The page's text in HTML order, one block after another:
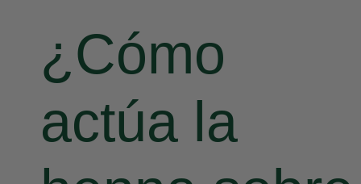
¿Cómo
actúa la